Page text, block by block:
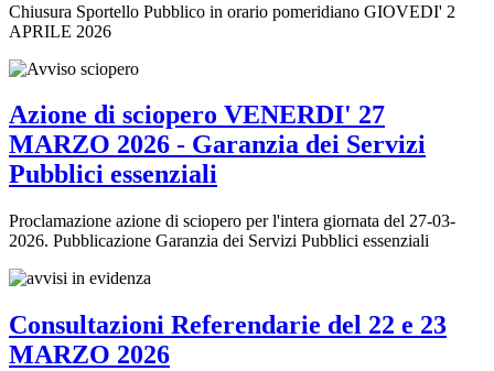
Chiusura Sportello Pubblico in orario pomeridiano GIOVEDI' 2
APRILE 2026
Azione di sciopero VENERDI' 27
MARZO 2026 - Garanzia dei Servizi
Pubblici essenziali
Proclamazione azione di sciopero per l'intera giornata del 27-03-
2026. Pubblicazione Garanzia dei Servizi Pubblici essenziali
Consultazioni Referendarie del 22 e 23
MARZO 2026